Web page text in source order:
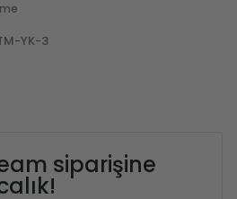
YK-3
siparişine